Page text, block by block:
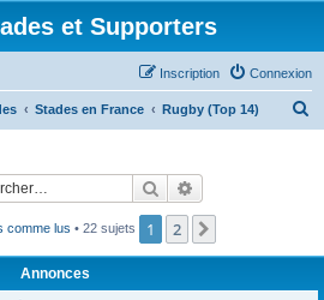
et Supporters
Connexion
Inscription
Stades en France Rugby (Top 14)
Rechercher
comme lus • 22 sujets 1 2
Annonces